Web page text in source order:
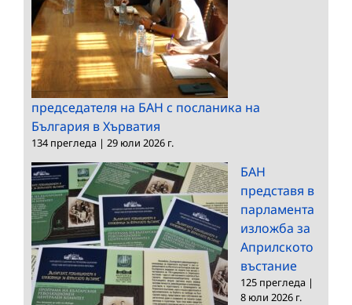
председателя на БАН с посланика на
България в Хърватия
134 прегледа | 29 юли 2026 г.
БАН
представя в
парламента
изложба за
Априлското
въстание
125 прегледа |
8 юли 2026 г.